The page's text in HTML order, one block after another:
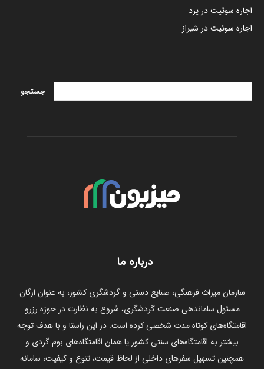
اجاره سوئیت در یزد
اجاره سوئیت در شیراز
درباره ما
سازمان میراث فرهنگی، صنایع دستی و گردشگری کشور، به عنوان ارگان
مسئول ساماندهی صنعت گردشگری، شروع به نظارت در حوزه رزرو
اقامتگاه‌های کوتاه مدت شخصی کرده است. در این راستا و با هدف توجه
بیشتر به اقامتگاه‌های سنتی کشور یا همان اقامتگاه‌های بوم گردی و
همچنین تسهیل سفرهای داخلی از لحاظ قیمت، تنوع و کیفیت، سامانه